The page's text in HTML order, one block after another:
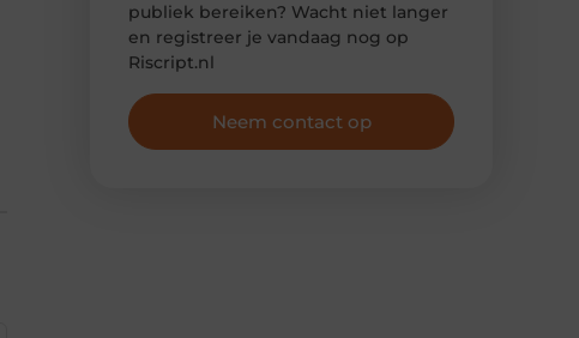
publiek bereiken? Wacht niet langer
en registreer je vandaag nog op
Riscript.nl
Neem contact op